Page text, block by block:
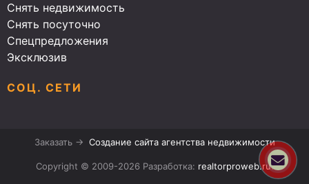
Снять недвижимость
Снять посуточно
Спецпредложения
Эксклюзив
СОЦ. СЕТИ
Заказать → Создание сайта агентства недвижимости
Copyright © 2009-2026 Разработка: realtorproweb.ru.